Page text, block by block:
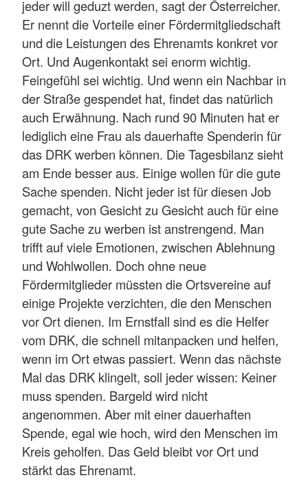
jeder will geduzt werden, sagt der Österreicher.
Er nennt die Vorteile einer Fördermitgliedschaft
und die Leistungen des Ehrenamts konkret vor
Ort. Und Augenkontakt sei enorm wichtig.
Feingefühl sei wichtig. Und wenn ein Nachbar in
der Straße gespendet hat, findet das natürlich
auch Erwähnung. Nach rund 90 Minuten hat er
lediglich eine Frau als dauerhafte Spenderin für
das DRK werben können. Die Tagesbilanz sieht
am Ende besser aus. Einige wollen für die gute
Sache spenden. Nicht jeder ist für diesen Job
gemacht, von Gesicht zu Gesicht auch für eine
gute Sache zu werben ist anstrengend. Man
trifft auf viele Emotionen, zwischen Ablehnung
und Wohlwollen. Doch ohne neue
Fördermitglieder müssten die Ortsvereine auf
einige Projekte verzichten, die den Menschen
vor Ort dienen. Im Ernstfall sind es die Helfer
vom DRK, die schnell mitanpacken und helfen,
wenn im Ort etwas passiert. Wenn das nächste
Mal das DRK klingelt, soll jeder wissen: Keiner
muss spenden. Bargeld wird nicht
angenommen. Aber mit einer dauerhaften
Spende, egal wie hoch, wird den Menschen im
Kreis geholfen. Das Geld bleibt vor Ort und
stärkt das Ehrenamt.